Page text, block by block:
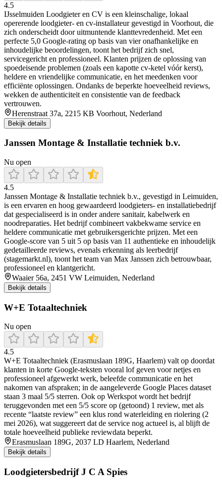
4.5
IJsselmuiden Loodgieter en CV is een kleinschalige, lokaal
opererende loodgieter- en cv-installateur gevestigd in Voorhout, die
zich onderscheidt door uitmuntende klanttevredenheid. Met een
perfecte 5,0 Google-rating op basis van vier onafhankelijke en
inhoudelijke beoordelingen, toont het bedrijf zich snel,
servicegericht en professioneel. Klanten prijzen de oplossing van
spoedeisende problemen (zoals een kapotte cv-ketel vóór kerst),
heldere en vriendelijke communicatie, en het meedenken voor
efficiënte oplossingen. Ondanks de beperkte hoeveelheid reviews,
wekken de authenticiteit en consistentie van de feedback
vertrouwen.
Herenstraat 37a, 2215 KB Voorhout, Nederland
Bekijk details
Janssen Montage & Installatie techniek b.v.
Nu open
4.5
Janssen Montage & Installatie techniek b.v., gevestigd in Leimuiden,
is een ervaren en hoog gewaardeerd loodgieters- en installatiebedrijf
dat gespecialiseerd is in onder andere sanitair, kabelwerk en
noodreparaties. Het bedrijf combineert vakbekwame service en
heldere communicatie met gebruikersgerichte prijzen. Met een
Google-score van 5 uit 5 op basis van 11 authentieke en inhoudelijk
gedetailleerde reviews, evenals erkenning als leerbedrijf
(stagemarkt.nl), toont het team van Max Janssen zich betrouwbaar,
professioneel en klantgericht.
Waaier 56a, 2451 VW Leimuiden, Nederland
Bekijk details
W+E Totaaltechniek
Nu open
4.5
W+E Totaaltechniek (Erasmuslaan 189G, Haarlem) valt op doordat
klanten in korte Google-teksten vooral lof geven voor netjes en
professioneel afgewerkt werk, beleefde communicatie en het
nakomen van afspraken; in de aangeleverde Google Places dataset
staan 3 maal 5/5 sterren. Ook op Werkspot wordt het bedrijf
teruggevonden met een 5/5 score op (getoond) 1 review, met als
recente “laatste review” een klus rond waterleiding en riolering (2
mei 2026), wat suggereert dat de service nog actueel is, al blijft de
totale hoeveelheid publieke reviewdata beperkt.
Erasmuslaan 189G, 2037 LD Haarlem, Nederland
Bekijk details
Loodgietersbedrijf J C A Spies